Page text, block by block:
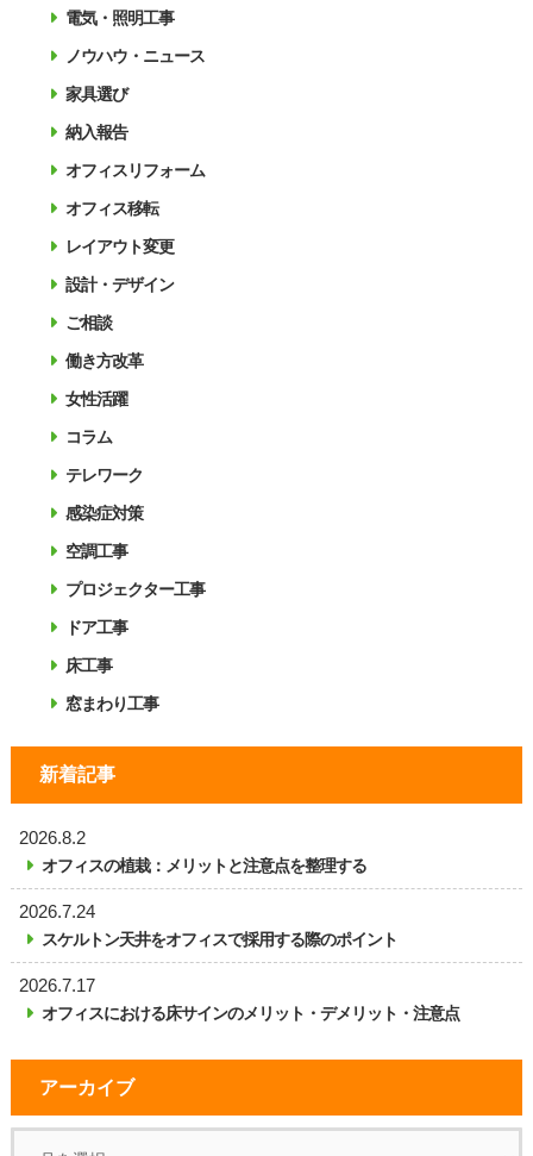
電気・照明工事
ノウハウ・ニュース
家具選び
納入報告
オフィスリフォーム
オフィス移転
レイアウト変更
設計・デザイン
ご相談
働き方改革
女性活躍
コラム
テレワーク
感染症対策
空調工事
プロジェクター工事
ドア工事
床工事
窓まわり工事
新着記事
2026.8.2
オフィスの植栽：メリットと注意点を整理する
2026.7.24
スケルトン天井をオフィスで採用する際のポイント
2026.7.17
オフィスにおける床サインのメリット・デメリット・注意点
アーカイブ